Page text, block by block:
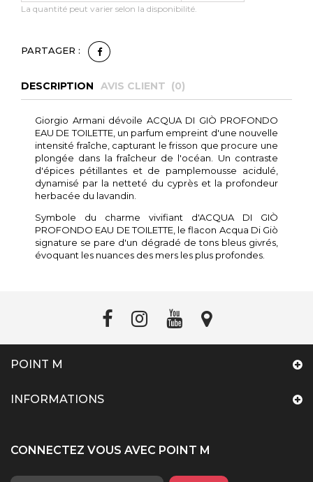
La quantité peut varier selon la disponibilité.
PARTAGER :
DESCRIPTION AVIS CLIENT (0)
Giorgio Armani dévoile ACQUA DI GIÒ PROFONDO
EAU DE TOILETTE, un parfum empreint d'une nouvelle
intensité fraîche, capturant le frisson que procure une
plongée dans la fraîcheur de l'océan. Un contraste
d'épices pétillantes et de pamplemousse acidulé,
dynamisé par la netteté du cyprès et la profondeur
herbacée du lavandin.
Symbole du charme vivifiant d'ACQUA DI GIÒ
PROFONDO EAU DE TOILETTE, le flacon Acqua Di Giò
signature se pare d'un dégradé de tons bleus givrés,
évoquant les nuances des mers les plus profondes.
POINT M
INFORMATIONS
CONNECTEZ VOUS AVEC POINT M